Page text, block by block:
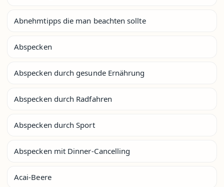
Abnehmtipps die man beachten sollte
Abspecken
Abspecken durch gesunde Ernährung
Abspecken durch Radfahren
Abspecken durch Sport
Abspecken mit Dinner-Cancelling
Acai-Beere